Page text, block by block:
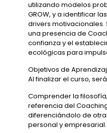
utilizando modelos
GROW, y a identificar
drivers
una presencia de
confianza y el
ecológicas para
Objetivos de
Al finalizar el curso,
Comprender la
referencia del
diferenciándolo de
personal y empresarial.